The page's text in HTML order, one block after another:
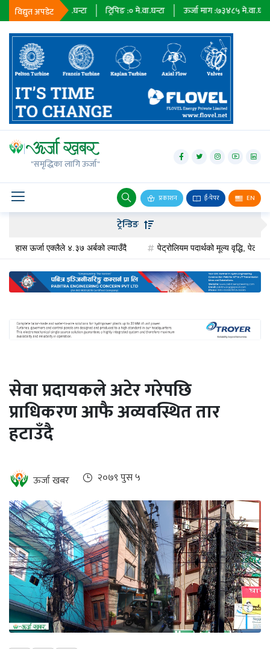
विद्युत अपडेट
२३६७९मे.वा.घन्टा ट्रिपिङ : मे.वा.घन्टा ऊर्जा माग :७३४८५मे.वा.घन्टा
"समृद्धिका लागि ऊर्जा"
प्रकाशन ई-पेपर EN
जलविद्युत्
सोलार
वायु
बायोग्यास
पेट्रोलियम
अन्तर्राष्ट्रिय
ऊर्जा
दक्षता
खबर
हरित
हाइड्रोजन
सम्पादकीय
बैंक
पर्यटन
भिडियो
छापा
खोज
ट्रेन्डिङ
ऊर्जा एक्लैले ४.३७ अर्बको ल्याउँदै पेट्रोलियम पदार्थको मूल्य वृद्धि, पेट्रोलमा
सेवा प्रदायकले अटेर गरेपछि
प्राधिकरण आफै अव्यवस्थित तार
हटाउँदै
ऊर्जा खबर २०७९ पुस ५